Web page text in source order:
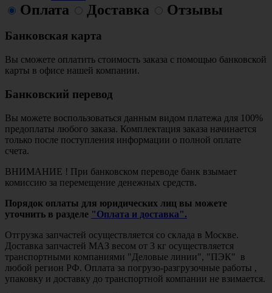
Оплата Доставка Отзывы
Банковская карта
Вы сможете оплатить стоимость заказа с помощью банковской
карты в офисе нашей компании.
Банковский перевод
Вы можете воспользоваться данным видом платежа для 100%
предоплаты любого заказа. Комплектация заказа начинается
только после поступления информации о полной оплате
счета.
ВНИМАНИЕ ! При банковском переводе банк взымает
комиссию за перемещение денежных средств.
Порядок оплаты для юридических лиц вы можете
уточнить в разделе "Оплата и доставка".
Отгрузка запчастей осуществляется со склада в Москве.
Доставка запчастей МАЗ весом от 3 кг осуществляется
транспортными компаниями "Деловые линии", "ПЭК" в
любой регион РФ. Оплата за погрузо-разгрузочные работы ,
упаковку и доставку до транспортной компании не взимается.